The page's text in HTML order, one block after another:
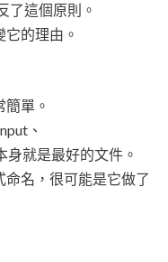
了這個原則。
的理由。
單。
、
身就是最好的文件。
名，很可能是它做了